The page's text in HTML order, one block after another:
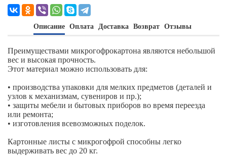
Описание Оплата Доставка Возврат Отзывы
Преимуществами микрогофрокартона являются небольшой
вес и высокая прочность.
Этот материал можно использовать для:
• производства упаковки для мелких предметов (деталей и
узлов к механизмам, сувениров и пр.);
• защиты мебели и бытовых приборов во время переезда
или ремонта;
• изготовления всевозможных поделок.
Картонные листы с микрогофрой способны легко
выдерживать вес до 20 кг.